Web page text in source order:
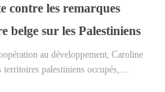
contre les remarques
belge sur les Palestiniens
au développement, Caroline
territoires palestiniens occupés,…